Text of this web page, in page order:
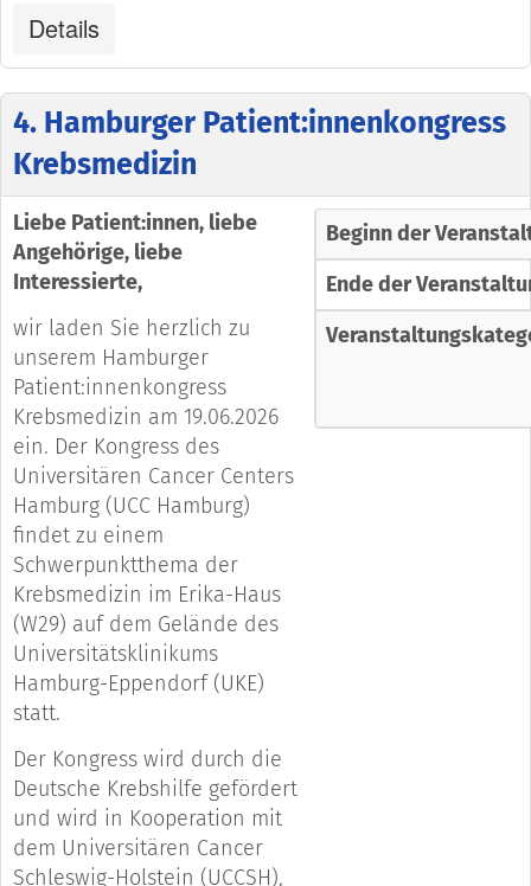
Details
4. Hamburger Patient:innenkongress
Krebsmedizin
Liebe Patient:innen, liebe
Angehörige, liebe
Interessierte,
wir laden Sie herzlich zu
unserem Hamburger
Patient:innenkongress
Krebsmedizin am 19.06.2026
ein. Der Kongress des
Universitären Cancer Centers
Hamburg (UCC Hamburg)
findet zu einem
Schwerpunktthema der
Krebsmedizin im Erika-Haus
(W29) auf dem Gelände des
Universitätsklinikums
Hamburg-Eppendorf (UKE)
statt.
Der Kongress wird durch die
Deutsche Krebshilfe gefördert
und wird in Kooperation mit
dem Universitären Cancer
Schleswig-Holstein (UCCSH),
Beginn der
Ende der